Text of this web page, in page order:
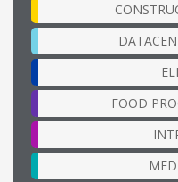
FOOD